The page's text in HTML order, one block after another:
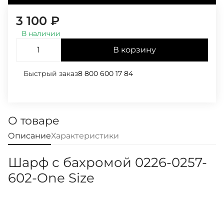
3 100 ₽
В наличии
В корзину
Быстрый заказ8 800 600 17 84
О товаре
ОписаниеХарактеристики
Шарф с бахромой 0226-0257-
602-One Size